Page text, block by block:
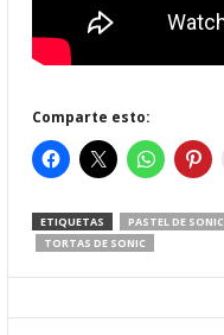
Comparte esto:
ETIQUETAS PASTEL DE SONIC
TORTAS DE SONIC